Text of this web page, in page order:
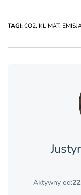
TAGI:CO2, KLIMAT,
Aktywny od: